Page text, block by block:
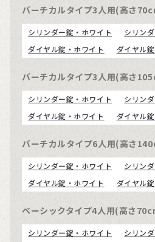
バーチカルタイプ3人用(高さ
シリンダー錠・ホワイト
シリン
ダイヤル錠・ホワイト
ダイヤル
バーチカルタイプ3人用(高さ
シリンダー錠・ホワイト
シリン
ダイヤル錠・ホワイト
ダイヤル
バーチカルタイプ6人用(高さ
シリンダー錠・ホワイト
シリン
ダイヤル錠・ホワイト
ダイヤル
ベーシックタイプ4人用(高さ
シリンダー錠・ホワイト シリン